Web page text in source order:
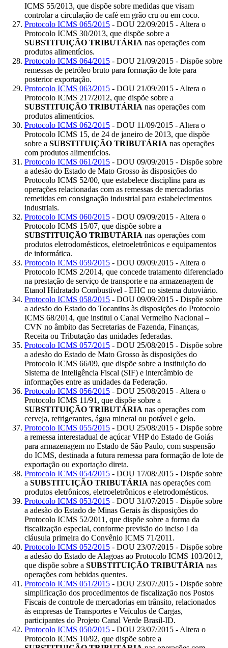
ICMS 55/2013, que dispõe sobre medidas que visam
controlar a circulação de café em grão cru ou em coco.
Protocolo ICMS 065/2015 - DOU 22/09/2015 - Altera o
Protocolo ICMS 30/2013, que dispõe sobre a
SUBSTITUIÇÃO TRIBUTÁRIA nas operações com
produtos alimentícios.
Protocolo ICMS 064/2015 - DOU 21/09/2015 - Dispõe sobre
remessas de petróleo bruto para formação de lote para
posterior exportação.
Protocolo ICMS 063/2015 - DOU 21/09/2015 - Altera o
Protocolo ICMS 217/2012, que dispõe sobre a
SUBSTITUIÇÃO TRIBUTÁRIA nas operações com
produtos alimentícios.
Protocolo ICMS 062/2015 - DOU 11/09/2015 - Altera o
Protocolo ICMS 15, de 24 de janeiro de 2013, que dispõe
sobre a SUBSTITUIÇÃO TRIBUTÁRIA nas operações
com produtos alimentícios.
Protocolo ICMS 061/2015 - DOU 09/09/2015 - Dispõe sobre
a adesão do Estado de Mato Grosso às disposições do
Protocolo ICMS 52/00, que estabelece disciplina para as
operações relacionadas com as remessas de mercadorias
remetidas em consignação industrial para estabelecimentos
industriais.
Protocolo ICMS 060/2015 - DOU 09/09/2015 - Altera o
Protocolo ICMS 15/07, que dispõe sobre a
SUBSTITUIÇÃO TRIBUTÁRIA nas operações com
produtos eletrodomésticos, eletroeletrônicos e equipamentos
de informática.
Protocolo ICMS 059/2015 - DOU 09/09/2015 - Altera o
Protocolo ICMS 2/2014, que concede tratamento diferenciado
na prestação de serviço de transporte e na armazenagem de
Etanol Hidratado Combustível - EHC no sistema dutoviário.
Protocolo ICMS 058/2015 - DOU 09/09/2015 - Dispõe sobre
a adesão do Estado do Tocantins às disposições do Protocolo
ICMS 68/2014, que institui o Canal Vermelho Nacional –
CVN no âmbito das Secretarias de Fazenda, Finanças,
Receita ou Tributação das unidades federadas.
Protocolo ICMS 057/2015 - DOU 25/08/2015 - Dispõe sobre
a adesão do Estado de Mato Grosso às disposições do
Protocolo ICMS 66/09, que dispõe sobre a instituição do
Sistema de Inteligência Fiscal (SIF) e intercâmbio de
informações entre as unidades da Federação.
Protocolo ICMS 056/2015 - DOU 25/08/2015 - Altera o
Protocolo ICMS 11/91, que dispõe sobre a
SUBSTITUIÇÃO TRIBUTÁRIA nas operações com
cerveja, refrigerantes, água mineral ou potável e gelo.
Protocolo ICMS 055/2015 - DOU 25/08/2015 - Dispõe sobre
a remessa interestadual de açúcar VHP do Estado de Goiás
para armazenagem no Estado de São Paulo, com suspensão
do ICMS, destinada a futura remessa para formação de lote de
exportação ou exportação direta.
Protocolo ICMS 054/2015 - DOU 17/08/2015 - Dispõe sobre
a SUBSTITUIÇÃO TRIBUTÁRIA nas operações com
produtos eletrônicos, eletroeletrônicos e eletrodomésticos.
Protocolo ICMS 053/2015 - DOU 31/07/2015 - Dispõe sobre
a adesão do Estado de Minas Gerais às disposições do
Protocolo ICMS 52/2011, que dispõe sobre a forma da
fiscalização especial, conforme previsão do inciso I da
cláusula primeira do Convênio ICMS 71/2011.
Protocolo ICMS 052/2015 - DOU 23/07/2015 - Dispõe sobre
a adesão do Estado de Alagoas ao Protocolo ICMS 103/2012,
que dispõe sobre a SUBSTITUIÇÃO TRIBUTÁRIA nas
operações com bebidas quentes.
Protocolo ICMS 051/2015 - DOU 23/07/2015 - Dispõe sobre
simplificação dos procedimentos de fiscalização nos Postos
Fiscais de controle de mercadorias em trânsito, relacionados
às empresas de Transportes e Veículos de Cargas,
participantes do Projeto Canal Verde Brasil-ID.
Protocolo ICMS 050/2015 - DOU 23/07/2015 - Altera o
Protocolo ICMS 10/92, que dispõe sobre a